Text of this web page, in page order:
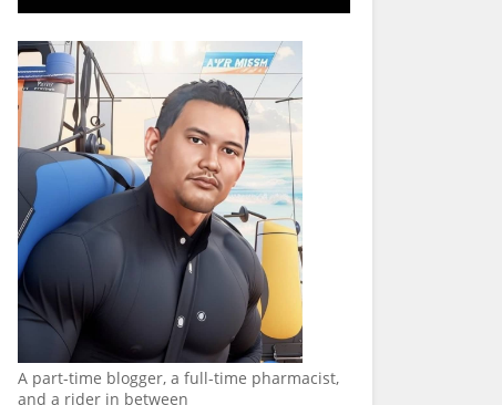
A part-time blogger, a full-time pharmacist,
and a rider in between